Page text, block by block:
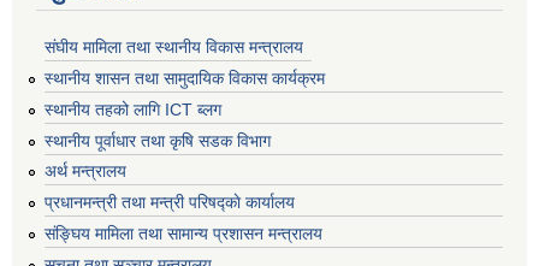
संघीय मामिला तथा स्थानीय विकास मन्त्रालय
स्थानीय शासन तथा सामुदायिक विकास कार्यक्रम
स्थानीय तहको लागि ICT ब्लग
स्थानीय पूर्वाधार तथा कृषि सडक विभाग
अर्थ मन्त्रालय
प्रधानमन्त्री तथा मन्त्री परिषद्काे कार्यालय
संङ्घिय मामिला तथा सामान्य प्रशासन मन्त्रालय